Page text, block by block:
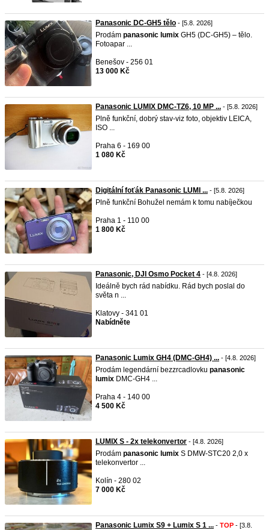
Panasonic DC-GH5 tělo - [5.8. 2026]
Prodám panasonic lumix GH5 (DC-GH5) – tělo.
Fotoapar ...
Benešov - 256 01
13 000 Kč
Panasonic LUMIX DMC-TZ6, 10 MP ... - [5.8. 2026]
Plně funkční, dobrý stav-viz foto, objektiv LEICA,
ISO ...
Praha 6 - 169 00
1 080 Kč
Digitální foťák Panasonic LUMI ... - [5.8. 2026]
Plně funkční Bohužel nemám k tomu nabíječkou
Praha 1 - 110 00
1 800 Kč
Panasonic, DJI Osmo Pocket 4 - [4.8. 2026]
Ideálně bych rád nabídku. Rád bych poslal do
světa n ...
Klatovy - 341 01
Nabídněte
Panasonic Lumix GH4 (DMC-GH4) ... - [4.8. 2026]
Prodám legendární bezzrcadlovku panasonic
lumix DMC-GH4 ...
Praha 4 - 140 00
4 500 Kč
LUMIX S - 2x telekonvertor - [4.8. 2026]
Prodám panasonic lumix S DMW-STC20 2,0 x
telekonvertor ...
Kolín - 280 02
7 000 Kč
Panasonic Lumix S9 + Lumix S 1 ... - TOP - [3.8.